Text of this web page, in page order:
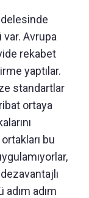
Avrupa
rekabet
yaptılar.
standartlar
ortaya
bu
adım